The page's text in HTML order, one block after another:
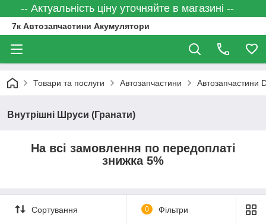
-- Актуальність ціну уточняйте в магазині --
7к Автозапчастини Акумулятори
Товари та послуги Автозапчастини Автозапчастини
Внутрішні Шруси (Гранати)
На всі замовлення по передоплаті
знижка 5%
Сортування 0 Фільтри